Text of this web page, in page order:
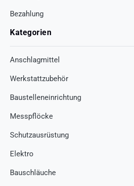
Bezahlung
Kategorien
Anschlagmittel
Werkstattzubehör
Baustelleneinrichtung
Messpflöcke
Schutzausrüstung
Elektro
Bauschläuche